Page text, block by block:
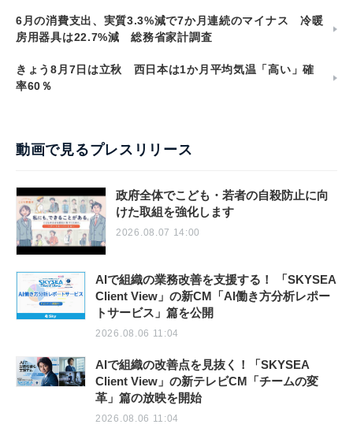
6月の消費支出、実質3.3%減で7か月連続のマイナス 冷暖
房用器具は22.7%減 総務省家計調査
きょう8月7日は立秋 西日本は1か月平均気温「高い」確
率60％
動画で見るプレスリリース
政府全体でこども・若者の自殺防止に向
けた取組を強化します
2026.08.07 14:00
AIで組織の業務改善を支援する！ 「SKYSEA
Client View」の新CM「AI働き方分析レポー
トサービス」篇を公開
2026.08.06 11:04
AIで組織の改善点を見抜く！「SKYSEA
Client View」の新テレビCM「チームの変
革」篇の放映を開始
2026.08.06 11:04